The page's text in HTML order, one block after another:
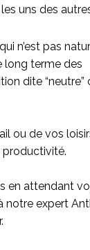
uns des
n’est pas
long terme des
dite “neutre”
ou de vos
productivité.
en attendant
notre expert